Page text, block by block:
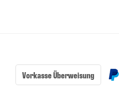
Vorkasse Überweisung